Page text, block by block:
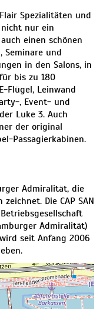
Spezialitäten und
nicht nur ein
einen schönen
Seminare und
in den Salons, in
bis zu 180
Flügel, Leinwand
, Event- und
Luke 3. Auch
der original
Passagierkabinen.
Admiralität, die
Die CAP SAN
Betriebsgesellschaft
Admiralität)
seit Anfang 2006